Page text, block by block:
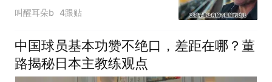
叫醒耳朵b 4跟贴
中国球员基本功赞不绝口，差距在哪？董
路揭秘日本主教练观点